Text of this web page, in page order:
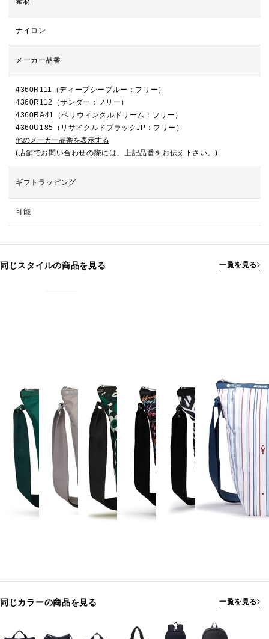
ナイロン
メーカー品番
4360R111（ディープシーブルー：フリー）
4360R112（サンダー：フリー）
4360RA41（ペリウィンクルドリーム：フリー）
4360U185（リサイクルドブラックJP：フリー）
他のメーカー品番を表示する
(店舗でお問い合わせの際には、上記品番をお伝え下さい。)
ギフトラッピング
可能
同じスタイルの商品を見る 一覧を見る
同じカラーの商品を見る 一覧を見る